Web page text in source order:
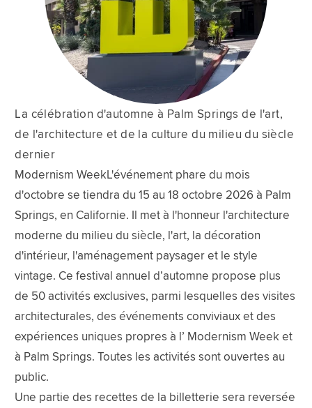
La célébration d'automne à Palm Springs de l'art,
de l'architecture et de la culture du milieu du siècle
dernier
Modernism WeekL'événement phare du mois
d'octobre se tiendra du 15 au 18 octobre 2026 à Palm
Springs, en Californie. Il met à l'honneur l'architecture
moderne du milieu du siècle, l'art, la décoration
d'intérieur, l'aménagement paysager et le style
vintage. Ce festival annuel d’automne propose plus
de 50 activités exclusives, parmi lesquelles des visites
architecturales, des événements conviviaux et des
expériences uniques propres à l’ Modernism Week et
à Palm Springs. Toutes les activités sont ouvertes au
public.
Une partie des recettes de la billetterie sera reversée